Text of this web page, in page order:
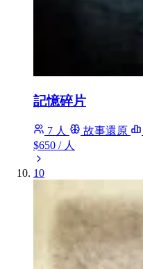
記憶碎片
7 人 故事還原
$650 / 人
10